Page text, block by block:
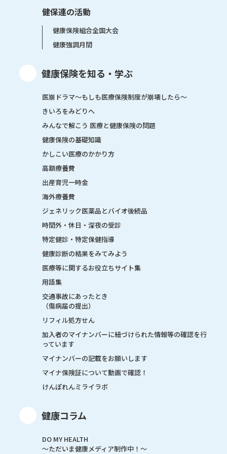
健保連の活動
健康保険組合全国大会
健康強調月間
健康保険を知る・学ぶ
医崩ドラマ〜もしも医療保険制度が崩壊したら〜
きいろをみどりへ
みんなで解こう 医療と健康保険の問題
健康保険の基礎知識
かしこい医療のかかり方
高額療養費
出産育児一時金
海外療養費
ジェネリック医薬品とバイオ後続品
時間外・休日・深夜の受診
特定健診・特定保健指導
健康診断の結果をみてみよう
医療等に関するお役立ちサイト集
用語集
交通事故にあったとき
（傷病届の提出）
リフィル処方せん
加入者のマイナンバーに紐づけられた情報等の確認を行
っています
マイナンバーの記載をお願いします
マイナ保険証について動画で確認！
けんぽれんミライラボ
健康コラム
DO MY HEALTH
～ただいま健康メディア制作中！～